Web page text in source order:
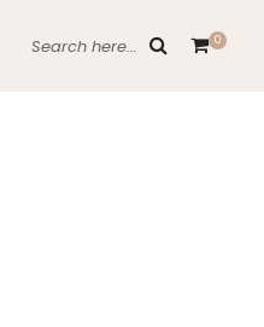
Search here... 0